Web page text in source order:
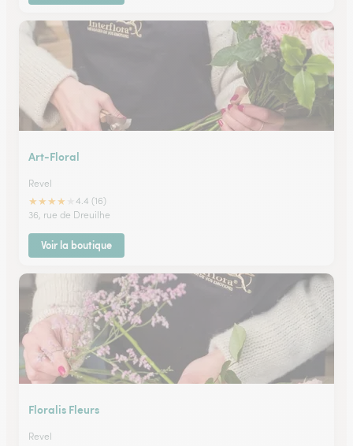
Art-Floral
Revel
★★★★
4.4 (16)
36, rue de Dreuilhe
Voir la boutique
Floralis Fleurs
Revel